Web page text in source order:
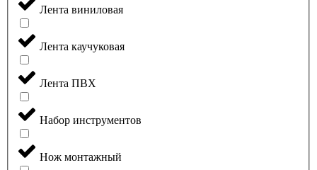
Лента виниловая
Лента каучуковая
Лента ПВХ
Набор инструментов
Нож монтажный